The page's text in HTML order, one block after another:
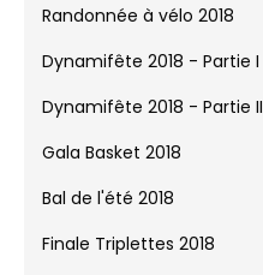
Randonnée à vélo 2018
Dynamifête 2018 - Partie I
Dynamifête 2018 - Partie II
Gala Basket 2018
Bal de l'été 2018
Finale Triplettes 2018